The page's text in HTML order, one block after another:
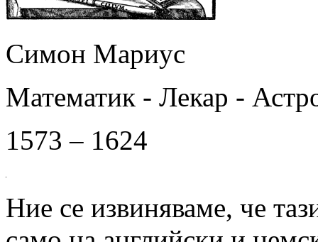
Симон Мариус
Математик - Лекар -
1573 – 1624
Ние се извиняваме, че